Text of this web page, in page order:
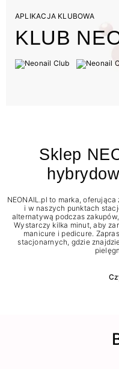
APLIKACJA KLUBOWA
KLUB
Sklep
NEONAIL.pl to marka,
i w naszych punktach
alternatywą podczas
Wystarczy kilka minut, aby
manicure i pedicure.
stacjonarnych, gdzie